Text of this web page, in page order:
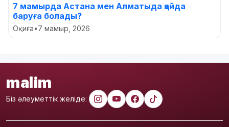
7 мамырда Астана мен Алматыда қайда
баруға болады?
Оқиға•7 мамыр, 2026
malim
Біз әлеуметтік желіде: